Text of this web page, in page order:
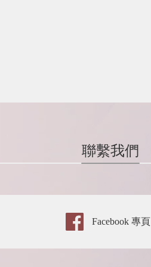
聯繫我們
Facebook 專頁